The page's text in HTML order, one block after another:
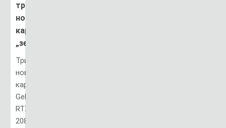
три
новые
карты
„зеленых”
Три
новые
карты:
GeForce
RTX
2080